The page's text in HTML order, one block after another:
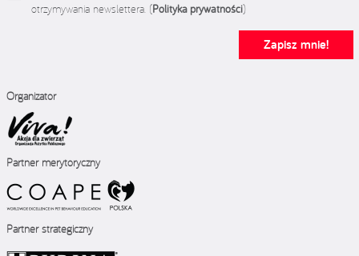
otrzymywania newslettera. (Polityka prywatności)
Zapisz mnie!
Organizator
Partner merytoryczny
Partner strategiczny